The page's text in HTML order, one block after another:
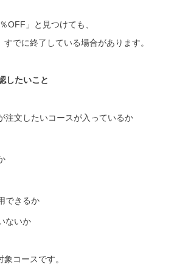
OFF」と見つけても、
でに終了している場合があります。
したいこと
注文したいコースが入っているか
できるか
ないか
コースです。